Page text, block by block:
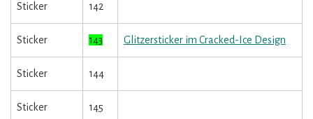
Sticker 142
Sticker 143 Glitzersticker im Cracked-Ice Design
Sticker 144
Sticker 145